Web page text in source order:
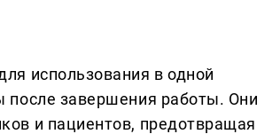
использования в одной
завершения работы. Они
и пациентов, предотвращая